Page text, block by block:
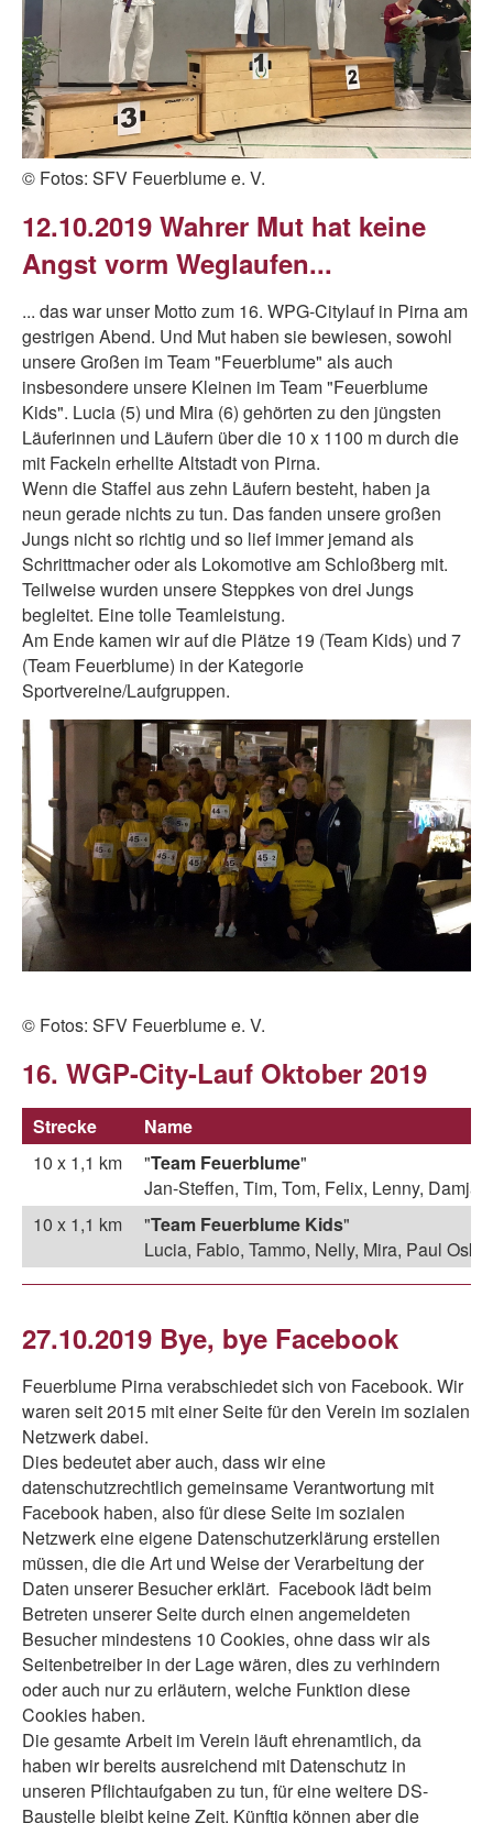
© Fotos: SFV Feuerblume e. V.
12.10.2019 Wahrer Mut hat keine
Angst vorm Weglaufen...
... das war unser Motto zum 16. WPG-Citylauf in Pirna am
gestrigen Abend. Und Mut haben sie bewiesen, sowohl
unsere Großen im Team "Feuerblume" als auch
insbesondere unsere Kleinen im Team "Feuerblume
Kids". Lucia (5) und Mira (6) gehörten zu den jüngsten
Läuferinnen und Läufern über die 10 x 1100 m durch die
mit Fackeln erhellte Altstadt von Pirna.
Wenn die Staffel aus zehn Läufern besteht, haben ja
neun gerade nichts zu tun. Das fanden unsere großen
Jungs nicht so richtig und so lief immer jemand als
Schrittmacher oder als Lokomotive am Schloßberg mit.
Teilweise wurden unsere Steppkes von drei Jungs
begleitet. Eine tolle Teamleistung.
Am Ende kamen wir auf die Plätze 19 (Team Kids) und 7
(Team Feuerblume) in der Kategorie
Sportvereine/Laufgruppen.
© Fotos: SFV Feuerblume e. V.
16. WGP-City-Lauf Oktober 2019
Strecke
Name
10 x 1,1 km
"Team Feuerblume"
Jan-Steffen, Tim, Tom, Felix, Lenny,
10 x 1,1 km
"Team Feuerblume Kids"
Lucia, Fabio, Tammo, Nelly, Mira, Paul
27.10.2019 Bye, bye Facebook
Feuerblume Pirna verabschiedet sich von Facebook. Wir
waren seit 2015 mit einer Seite für den Verein im sozialen
Netzwerk dabei.
Dies bedeutet aber auch, dass wir eine
datenschutzrechtlich gemeinsame Verantwortung mit
Facebook haben, also für diese Seite im sozialen
Netzwerk eine eigene Datenschutzerklärung erstellen
müssen, die die Art und Weise der Verarbeitung der
Daten unserer Besucher erklärt. Facebook lädt beim
Betreten unserer Seite durch einen angemeldeten
Besucher mindestens 10 Cookies, ohne dass wir als
Seitenbetreiber in der Lage wären, dies zu verhindern
oder auch nur zu erläutern, welche Funktion diese
Cookies haben.
Die gesamte Arbeit im Verein läuft ehrenamtlich, da
haben wir bereits ausreichend mit Datenschutz in
unseren Pflichtaufgaben zu tun, für eine weitere DS-
Baustelle bleibt keine Zeit. Künftig können aber die